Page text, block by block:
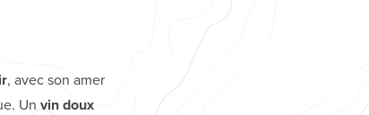
, avec son amer
Un vin doux